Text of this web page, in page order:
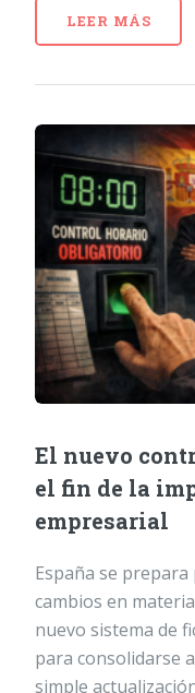
LEER MÁS
El nuevo
el fin de la
empresarial
España se
cambios en
nuevo sistema de
para consolidarse
simple